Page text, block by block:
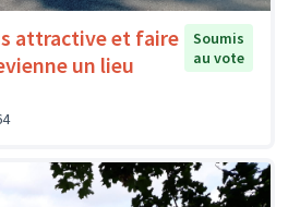
attractive et faire
un lieu
Soumis
au vote